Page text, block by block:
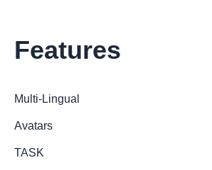
Features
Multi-Lingual
Avatars
TASK